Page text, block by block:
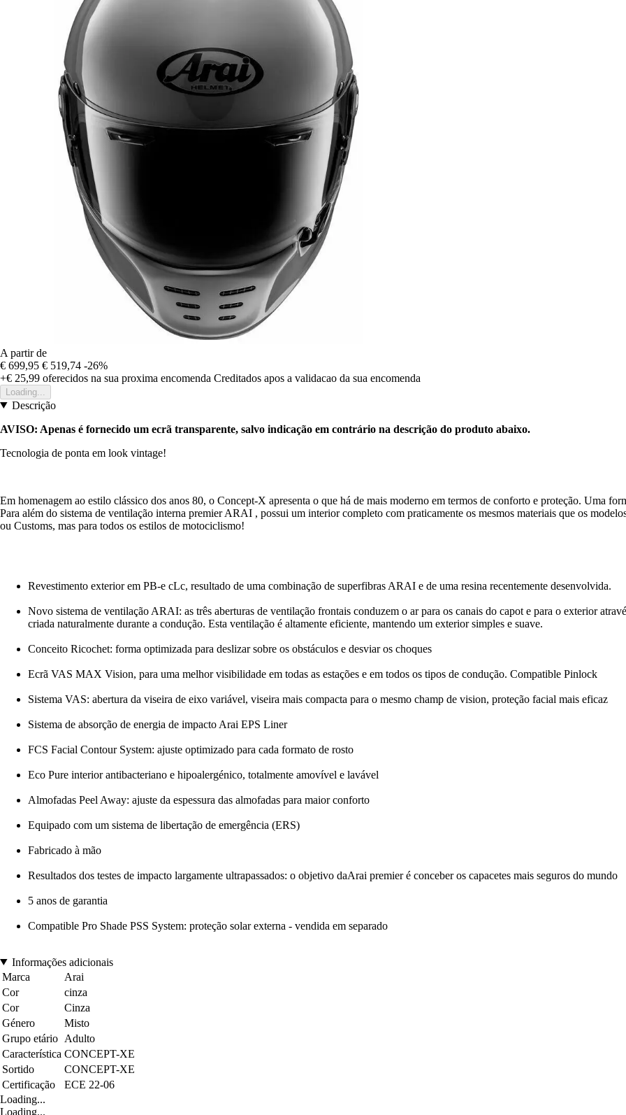
A partir de
€ 699,95 € 519,74 -26%
+€ 25,99 oferecidos na sua proxima encomenda Creditados apos a validacao da sua encomenda
Loading...
Descrição
AVISO: Apenas é fornecido um ecrã transparente, salvo indicação em contrário na descrição do produto abaixo.
Tecnologia de ponta em look vintage!
Em homenagem ao estilo clássico dos anos 80, o Concept-X apresenta o que há de mais moderno em termos de conforto e proteção. Uma
Para além do sistema de ventilação interna premier ARAI , possui um interior completo com praticamente os mesmos materiais que os
ou Customs, mas para todos os estilos de motociclismo!
Revestimento exterior em PB-e cLc, resultado de uma combinação de superfibras ARAI e de uma resina recentemente desenvolvida.
Novo sistema de ventilação ARAI: as três aberturas de ventilação frontais conduzem o ar para os canais do capot e para o exterior
criada naturalmente durante a condução. Esta ventilação é altamente eficiente, mantendo um exterior simples e suave.
Conceito Ricochet: forma optimizada para deslizar sobre os obstáculos e desviar os choques
Ecrã VAS MAX Vision, para uma melhor visibilidade em todas as estações e em todos os tipos de condução. Compatible Pinlock
Sistema VAS: abertura da viseira de eixo variável, viseira mais compacta para o mesmo champ de vision, proteção facial mais eficaz
Sistema de absorção de energia de impacto Arai EPS Liner
FCS Facial Contour System: ajuste optimizado para cada formato de rosto
Eco Pure interior antibacteriano e hipoalergénico, totalmente amovível e lavável
Almofadas Peel Away: ajuste da espessura das almofadas para maior conforto
Equipado com um sistema de libertação de emergência (ERS)
Fabricado à mão
Resultados dos testes de impacto largamente ultrapassados: o objetivo daArai premier é conceber os capacetes mais seguros do mundo
5 anos de garantia
Compatible Pro Shade PSS System: proteção solar externa - vendida em separado
Informações adicionais
Marca
Arai
Cor
cinza
Cor
Cinza
Género
Misto
Grupo etário Adulto
Característica CONCEPT-XE
Sortido
CONCEPT-XE
Certificação
ECE 22-06
Loading...
Loading...